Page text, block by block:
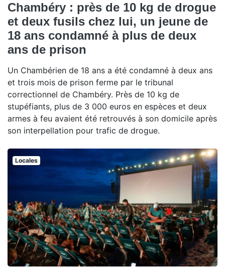
Chambéry : près de 10 kg de drogue
et deux fusils chez lui, un jeune de
18 ans condamné à plus de deux
ans de prison
Un Chambérien de 18 ans a été condamné à deux ans
et trois mois de prison ferme par le tribunal
correctionnel de Chambéry. Près de 10 kg de
stupéfiants, plus de 3 000 euros en espèces et deux
armes à feu avaient été retrouvés à son domicile après
son interpellation pour trafic de drogue.
Locales